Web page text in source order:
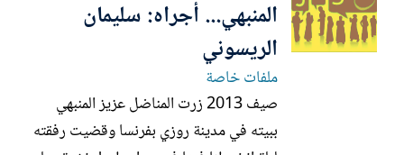
المنبهي... أجراه: سليمان
الريسوني
ملفات خاصة
صيف 2013 زرت المناضل عزيز المنبهي
ببيته في مدينة روزي بفرنسا وقضيت رفقته